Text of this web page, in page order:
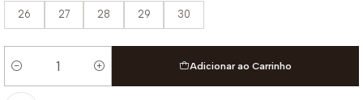
26 27 28 29 30
Quantidade
Adicionar ao Carrinho